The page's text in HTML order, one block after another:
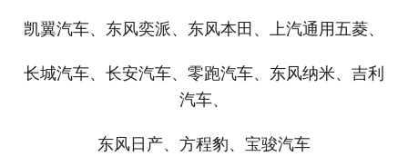
凯翼汽车、东风奕派、东风本田、上汽通用五菱、
长城汽车、长安汽车、零跑汽车、东风纳米、吉利
汽车、
东风日产、方程豹、宝骏汽车